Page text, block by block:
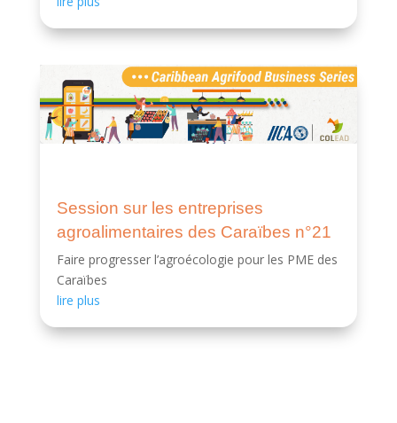
lire plus
Session sur les entreprises
agroalimentaires des Caraïbes n°21
Faire progresser l’agroécologie pour les PME des
Caraïbes
lire plus